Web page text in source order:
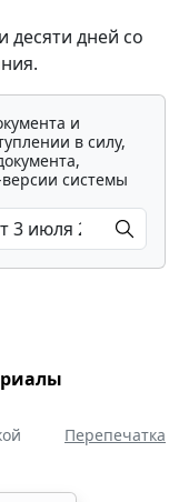
десяти дней со
и
в силу,
системы
Перепечатка